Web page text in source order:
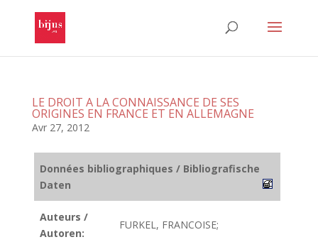
LE DROIT A LA CONNAISSANCE DE SES
ORIGINES EN FRANCE ET EN ALLEMAGNE
Avr 27, 2012
Données bibliographiques / Bibliografische
Daten
Auteurs /
Autoren:
FURKEL, FRANCOISE;